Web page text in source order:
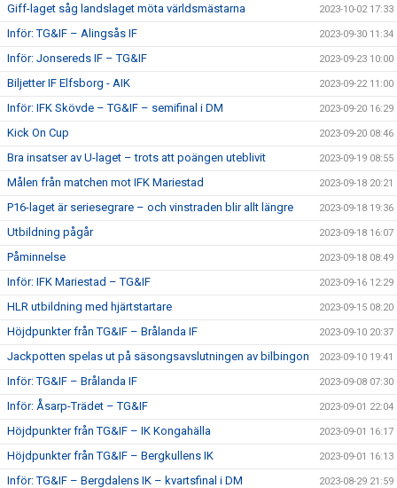
Giff-laget såg landslaget möta världsmästarna 2023-10-02 17:33
Inför: TG&IF – Alingsås IF 2023-09-30 11:34
Inför: Jonsereds IF – TG&IF 2023-09-23 10:00
Biljetter IF Elfsborg - AIK 2023-09-22 11:00
Inför: IFK Skövde – TG&IF – semifinal i DM 2023-09-20 16:29
Kick On Cup 2023-09-20 08:46
Bra insatser av U-laget – trots att poängen uteblivit 2023-09-19 08:55
Målen från matchen mot IFK Mariestad 2023-09-18 20:21
P16-laget är seriesegrare – och vinstraden blir allt längre 2023-09-18 19:36
Utbildning pågår 2023-09-18 16:07
Påminnelse 2023-09-18 08:49
Inför: IFK Mariestad – TG&IF 2023-09-16 12:29
HLR utbildning med hjärtstartare 2023-09-15 08:20
Höjdpunkter från TG&IF – Brålanda IF 2023-09-10 20:37
Jackpotten spelas ut på säsongsavslutningen av bilbingon 2023-09-10 19:41
Inför: TG&IF – Brålanda IF 2023-09-08 07:30
Inför: Åsarp-Trädet – TG&IF 2023-09-01 22:04
Höjdpunkter från TG&IF – IK Kongahälla 2023-09-01 16:17
Höjdpunkter från TG&IF – Bergkullens IK 2023-09-01 16:13
Inför: TG&IF – Bergdalens IK – kvartsfinal i DM 2023-08-29 21:59